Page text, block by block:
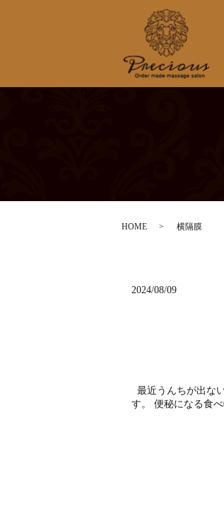
HOME 横隔膜
2024/08/09
最近うんちが出な
す。 便秘になる食